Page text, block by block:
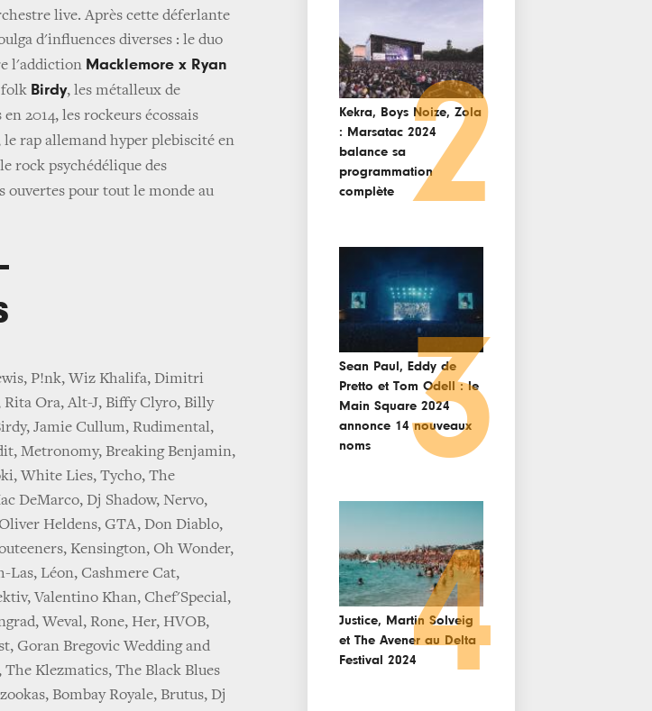
live. Après cette déferlante
d'influences diverses : le duo
l'addiction Macklemore x Ryan
folk Birdy, les métalleux de
2014, les rockeurs écossais
le rap allemand hyper plebiscité en
rock psychédélique des
ouvertes pour tout le monde au
P!nk, Wiz Khalifa, Dimitri
Rita Ora, Alt-J, Biffy Clyro, Billy
Jamie Cullum, Rudimental,
Metronomy, Breaking Benjamin,
White Lies, Tycho, The
DeMarco, Dj Shadow, Nervo,
Heldens, GTA, Don Diablo,
Kensington, Oh Wonder,
Las, Léon, Cashmere Cat,
Valentino Khan, Chef'Special,
Weval, Rone, Her, HVOB,
Goran Bregovic Wedding and
Klezmatics, The Black Blues
Bombay Royale, Brutus, Dj
Kekra, Boys Noize, Zola
: Marsatac 2024
balance sa
programmation
complète
2
Sean Paul, Eddy de
Pretto et Tom Odell : le
Main Square 2024
annonce 14 nouveaux
noms
3
Justice, Martin Solveig
et The Avener au Delta
Festival 20244